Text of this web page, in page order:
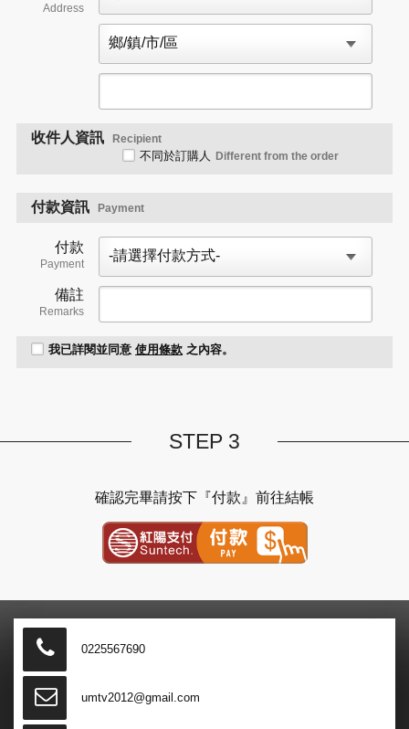
Address
收件人資訊 Recipient
不同於訂購人 Different from the order
付款資訊 Payment
付款
Payment
備註
Remarks
我已詳閱並同意 使用條款 之內容。
STEP 3
確認完畢請按下『付款』前往結帳
紅陽金流付款
0225567690
umtv2012@gmail.com